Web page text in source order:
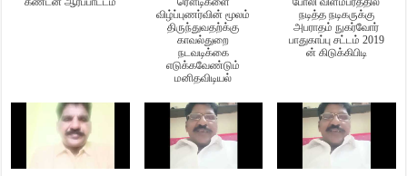
விழ்ப்புணர்வின் மூலம்
திருந்துவதற்க்கு
காவல்துறை
நடவடிக்கை
எடுக்கவேண்டும்
மனிதவிடியல்
நடித்த நடிகருக்கு
அபராதம் நுகர்வோர்
பாதுகாப்பு சட்டம் 2019
ன் கிடுக்கிபிடி